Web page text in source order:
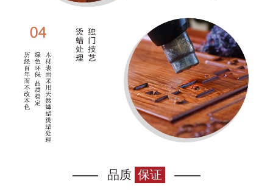
品质 保证